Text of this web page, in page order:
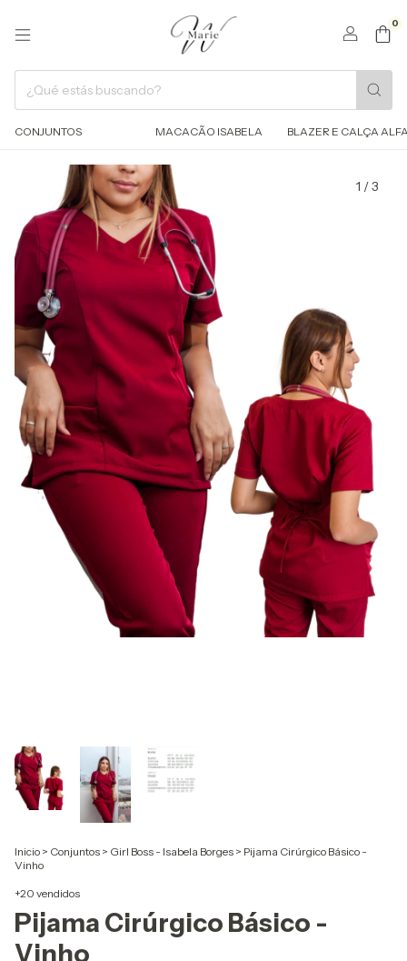
0
CONJUNTOS MACACÃO ISABELA BLAZER E CALÇA
1 /3
Inicio > Conjuntos > Girl Boss - Isabela Borges > Pijama Cirúrgico Básico -
Vinho
+20 vendidos
Pijama Cirúrgico Básico -
Vinho